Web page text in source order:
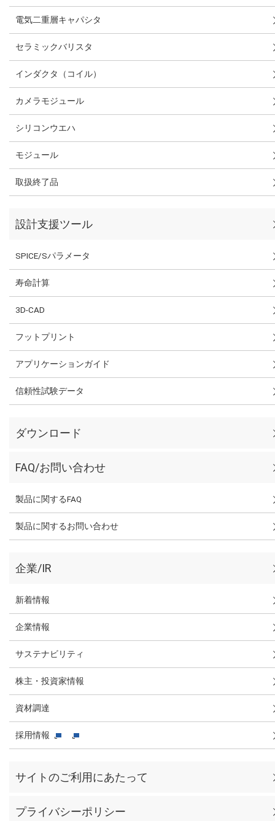
電気二重層キャパシタ
セラミックバリスタ
インダクタ（コイル）
カメラモジュール
シリコンウエハ
モジュール
取扱終了品
設計支援ツール
SPICE/Sパラメータ
寿命計算
3D-CAD
フットプリント
アプリケーションガイド
信頼性試験データ
ダウンロード
FAQ/お問い合わせ
製品に関するFAQ
製品に関するお問い合わせ
企業/IR
新着情報
企業情報
サステナビリティ
株主・投資家情報
資材調達
採用情報
サイトのご利用にあたって
プライバシーポリシー